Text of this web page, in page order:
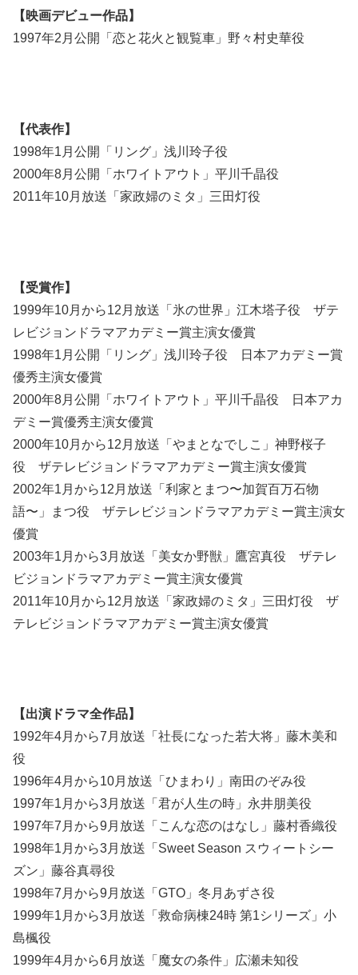
【映画デビュー作品】
1997年2月公開「恋と花火と観覧車」野々村史華役
【代表作】
1998年1月公開「リング」浅川玲子役
2000年8月公開「ホワイトアウト」平川千晶役
2011年10月放送「家政婦のミタ」三田灯役
【受賞作】
1999年10月から12月放送「氷の世界」江木塔子役 ザテ
レビジョンドラマアカデミー賞主演女優賞
1998年1月公開「リング」浅川玲子役 日本アカデミー賞
優秀主演女優賞
2000年8月公開「ホワイトアウト」平川千晶役 日本アカ
デミー賞優秀主演女優賞
2000年10月から12月放送「やまとなでしこ」神野桜子
役 ザテレビジョンドラマアカデミー賞主演女優賞
2002年1月から12月放送「利家とまつ〜加賀百万石物
語〜」まつ役 ザテレビジョンドラマアカデミー賞主演女
優賞
2003年1月から3月放送「美女か野獣」鷹宮真役 ザテレ
ビジョンドラマアカデミー賞主演女優賞
2011年10月から12月放送「家政婦のミタ」三田灯役 ザ
テレビジョンドラマアカデミー賞主演女優賞
【出演ドラマ全作品】
1992年4月から7月放送「社長になった若大将」藤木美和
役
1996年4月から10月放送「ひまわり」南田のぞみ役
1997年1月から3月放送「君が人生の時」永井朋美役
1997年7月から9月放送「こんな恋のはなし」藤村香織役
1998年1月から3月放送「Sweet Season スウィートシー
ズン」藤谷真尋役
1998年7月から9月放送「GTO」冬月あずさ役
1999年1月から3月放送「救命病棟24時 第1シリーズ」小
島楓役
1999年4月から6月放送「魔女の条件」広瀬未知役